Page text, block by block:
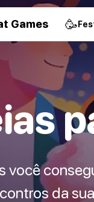
Games 🥳
você
da